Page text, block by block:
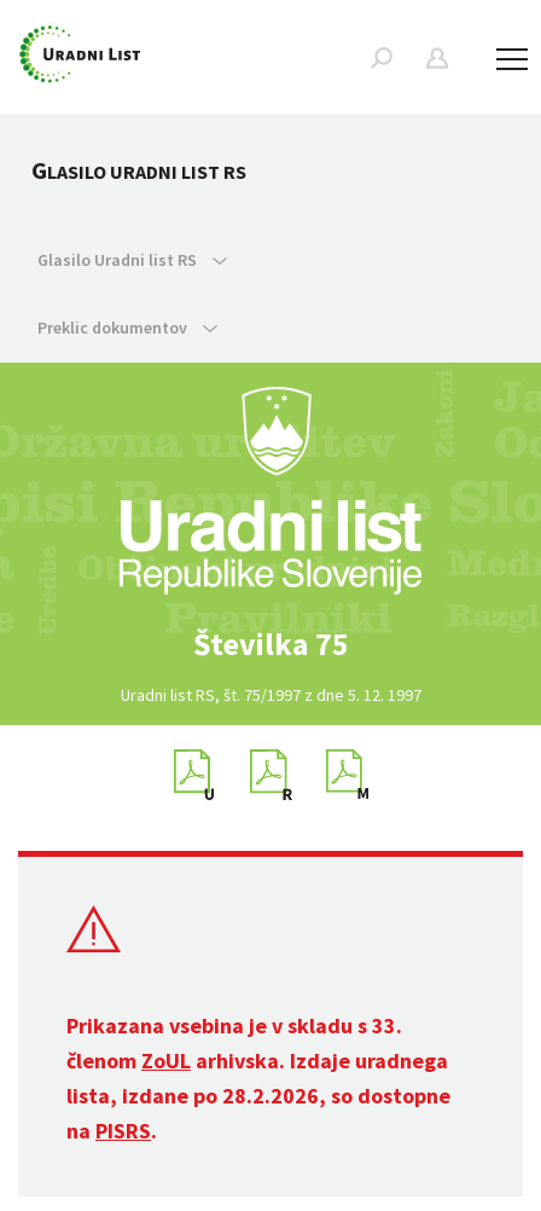
GLASILO URADNI LIST RS
Glasilo Uradni list RS
Preklic dokumentov
Številka 75
Uradni list RS, št. 75/1997 z dne 5. 12. 1997
Prikazana vsebina je v skladu s 33.
členom ZoUL arhivska. Izdaje uradnega
lista, izdane po 28.2.2026, so dostopne
na PISRS.